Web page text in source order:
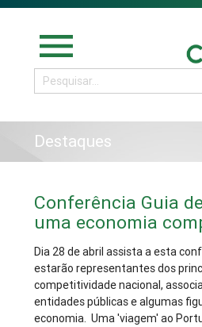
menu
Destaques
Conferência Guia
uma economia
Dia 28 de abril assista a esta
estarão representantes dos
competitividade nacional,
entidades públicas e algumas
economia. Uma 'viagem' ao